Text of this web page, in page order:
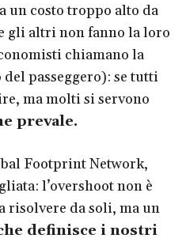
un costo troppo alto da
gli altri non fanno la loro
chiamano la
passeggero): se tutti
ma molti si servono
prevale.
Footprint Network,
l’overshoot non è
risolvere da soli, ma un
definisce i nostri